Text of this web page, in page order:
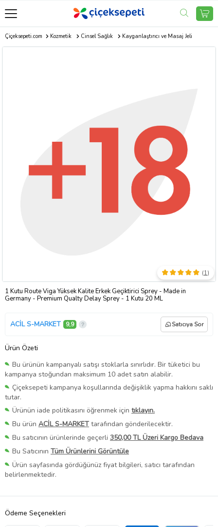
Çiçeksepeti.com Kozmetik Cinsel Sağlık Kayganlaştırıcı ve Masaj Jeli
1 Kutu Route Viga Yüksek Kalite Erkek Geçiktirici Sprey - Made in
Germany - Premium Qualty Delay Sprey - 1 Kutu 20 ML
(1)
ACİL S-MARKET 9,9 Satıcıya Sor
Ürün Özeti
Bu ürünün kampanyalı satışı stoklarla sınırlıdır. Bir tüketici bu
kampanya stoğundan maksimum 10 adet satın alabilir.
Çiçeksepeti kampanya koşullarında değişiklik yapma hakkını saklı
tutar.
Ürünün iade politikasını öğrenmek için tıklayın.
Bu ürün ACİL S-MARKET tarafından gönderilecektir.
Bu satıcının ürünlerinde geçerli 350,00 TL Üzeri Kargo Bedava
Bu Satıcının Tüm Ürünlerini Görüntüle
Ürün sayfasında gördüğünüz fiyat bilgileri, satıcı tarafından
belirlenmektedir.
Ödeme Seçenekleri